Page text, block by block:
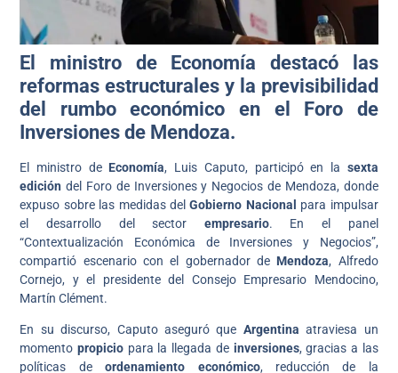
El ministro de Economía destacó las
reformas estructurales y la previsibilidad
del rumbo económico en el Foro de
Inversiones de Mendoza.
El ministro de Economía, Luis Caputo, participó en la sexta
edición del Foro de Inversiones y Negocios de Mendoza, donde
expuso sobre las medidas delGobierno Nacional
para impulsar
el desarrollo del sector empresario. En el panel
“Contextualización Económica de Inversiones y Negocios”,
compartió escenario con el gobernador de Mendoza, Alfredo
Cornejo, y el presidente del Consejo Empresario Mendocino,
Martín Clément.
En su discurso, Caputo aseguró que Argentina atraviesa un
momentopropicio para la llegada de inversiones, gracias a las
políticas deordenamiento económico, reducción de la